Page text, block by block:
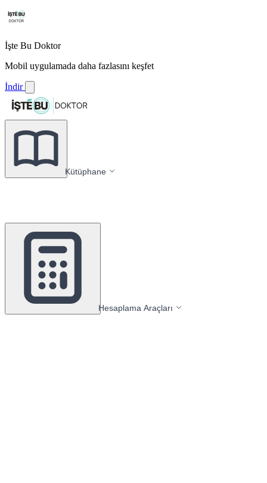
İşte Bu Doktor
Mobil uygulamada daha fazlasını keşfet
İndir
Kütüphane
Hesaplama Araçları